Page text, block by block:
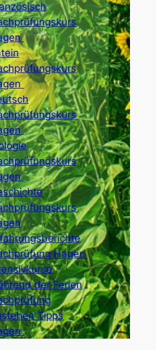
Hagen
der Ferien
Tipps